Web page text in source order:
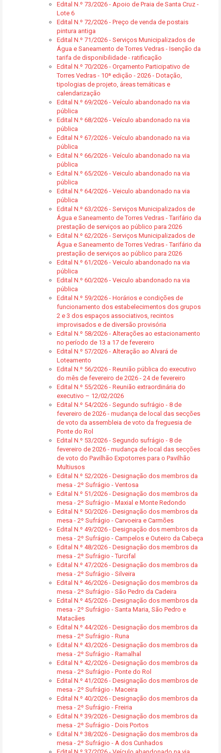
Edital N.º 73/2026 - Apoio de Praia de Santa Cruz -
Lote 6
Edital N.º 72/2026 - Preço de venda de postais
pintura antiga
Edital N.º 71/2026 - Serviços Municipalizados de
Água e Saneamento de Torres Vedras - Isenção da
tarifa de disponibilidade - ratificação
Edital N.º 70/2026 - Orçamento Participativo de
Torres Vedras - 10ª edição - 2026 - Dotação,
tipologias de projeto, áreas temáticas e
calendarização
Edital N.º 69/2026 - Veículo abandonado na via
pública
Edital N.º 68/2026 - Veículo abandonado na via
pública
Edital N.º 67/2026 - Veículo abandonado na via
pública
Edital N.º 66/2026 - Veículo abandonado na via
pública
Edital N.º 65/2026 - Veiculo abandonado na via
pública
Edital N.º 64/2026 - Veiculo abandonado na via
pública
Edital N.º 63/2026 - Serviços Municipalizados de
Água e Saneamento de Torres Vedras - Tarifário da
prestação de serviços ao público para 2026
Edital N.º 62/2026 - Serviços Municipalizados de
Água e Saneamento de Torres Vedras - Tarifário da
prestação de serviços ao público para 2026
Edital N.º 61/2026 - Veiculo abandonado na via
pública
Edital N.º 60/2026 - Veiculo abandonado na via
pública
Edital N.º 59/2026 - Horários e condições de
funcionamento dos estabelecimentos dos grupos
2 e 3 dos espaços associativos, recintos
improvisados e de diversão provisória
Edital N.º 58/2026 - Alterações ao estacionamento
no período de 13 a 17 de fevereiro
Edital N.º 57/2026 - Alteração ao Alvará de
Loteamento
Edital N.º 56/2026 - Reunião pública do executivo
do mês de fevereiro de 2026 - 24 de fevereiro
Edital N.º 55/2026 - Reunião extraordinária do
executivo – 12/02/2026
Edital N.º 54/2026 - Segundo sufrágio - 8 de
fevereiro de 2026 - mudança de local das secções
de voto da assembleia de voto da freguesia de
Ponte do Rol
Edital N.º 53/2026 - Segundo sufrágio - 8 de
fevereiro de 2026 - mudança de local das secções
de voto do Pavilhão Expotorres para o Pavilhão
Multiusos
Edital N.º 52/2026 - Designação dos membros da
mesa - 2º Sufrágio - Ventosa
Edital N.º 51/2026 - Designação dos membros da
mesa - 2º Sufrágio - Maxial e Monte Redondo
Edital N.º 50/2026 - Designação dos membros da
mesa - 2º Sufrágio - Carvoeira e Carmões
Edital N.º 49/2026 - Designação dos membros da
mesa - 2º Sufrágio - Campelos e Outeiro da Cabeça
Edital N.º 48/2026 - Designação dos membros da
mesa - 2º Sufrágio - Turcifal
Edital N.º 47/2026 - Designação dos membros da
mesa - 2º Sufrágio - Silveira
Edital N.º 46/2026 - Designação dos membros da
mesa - 2º Sufrágio - São Pedro da Cadeira
Edital N.º 45/2026 - Designação dos membros da
mesa - 2º Sufrágio - Santa Maria, São Pedro e
Matacães
Edital N.º 44/2026 - Designação dos membros da
mesa - 2º Sufrágio - Runa
Edital N.º 43/2026 - Designação dos membros da
mesa - 2º Sufrágio - Ramalhal
Edital N.º 42/2026 - Designação dos membros da
mesa - 2º Sufrágio - Ponte do Rol
Edital N.º 41/2026 - Designação dos membros de
mesa - 2º Sufrágio - Maceira
Edital N.º 40/2026 - Designação dos membros da
mesa - 2º Sufrágio - Freiria
Edital N.º 39/2026 - Designação dos membros da
mesa - 2º Sufrágio - Dois Portos
Edital N.º 38/2026 - Designação dos membros da
mesa - 2º Sufrágio - A dos Cunhados